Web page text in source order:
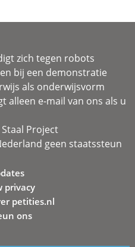
zich tegen robots
bij een demonstratie
als onderwijsvorm
alleen e-mail van ons als u
Project
geen staatssteun
privacy
petities.nl
ons